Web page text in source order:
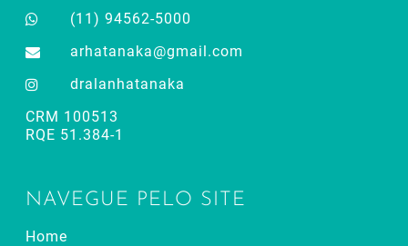
(11) 94562-5000
arhatanaka@gmail.com
dralanhatanaka
CRM 100513
RQE 51.384-1
NAVEGUE PELO SITE
Home